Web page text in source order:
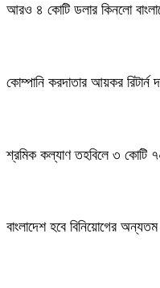
আরও ৪ কোটি ডলার কিনলো
কোম্পানি করদাতার আয়কর রিটার্ন
শ্রমিক কল্যাণ তহবিলে ৩ কোটি
বাংলাদেশ হবে বিনিয়োগের